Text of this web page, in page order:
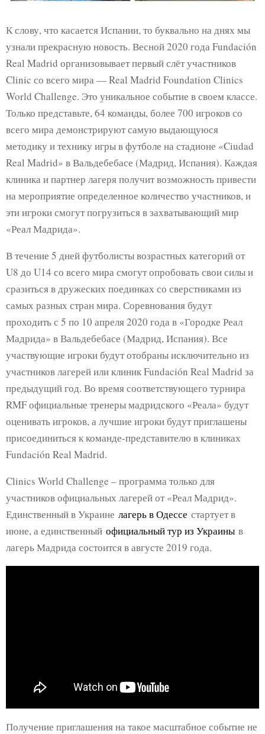
К слову, что касается Испании, то буквально на днях мы
узнали прекрасную новость. Весной 2020 года Fundación
Real Madrid организовывает первый слёт участников
Clinic со всего мира — Real Madrid Foundation Clinics
World Challenge. Это уникальное событие в своем классе.
Только представьте, 64 команды, более 700 игроков со
всего мира демонстрируют самую выдающуюся
методику и технику игры в футболе на стадионе «Ciudad
Real Madrid» в Вальдебебасе (Мадрид, Испания). Каждая
клиника и партнер лагеря получит возможность привести
на мероприятие определенное количество участников, и
эти игроки смогут погрузиться в захватывающий мир
«Реал Мадрида».
В течение 5 дней футболисты возрастных категорий от
U8 до U14 со всего мира смогут опробовать свои силы и
сразиться в дружеских поединках со сверстниками из
самых разных стран мира. Соревнования будут
проходить с 5 по 10 апреля 2020 года в «Городке Реал
Мадрида» в Вальдебебасе (Мадрид, Испания). Все
участвующие игроки будут отобраны исключительно из
участников лагерей или клиник Fundación Real Madrid за
предыдущий год. Во время соответствующего турнира
RMF официальные тренеры мадридского «Реала» будут
оценивать игроков, а лучшие игроки будут приглашены
присоединиться к команде-представителю в клиниках
Fundación Real Madrid.
Clinics World Challenge – программа только для
участников официальных лагерей от «Реал Мадрид».
Единственный в Украине лагерь в Одессе стартует в
июне, а единственный официальный тур из Украины в
лагерь Мадрида состоится в августе 2019 года.
Получение приглашения на такое масштабное событие не